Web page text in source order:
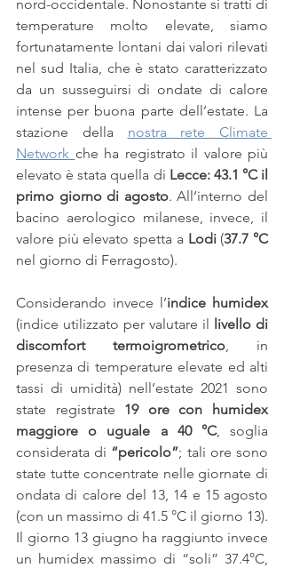
nord-occidentale. Nonostante si tratti di
temperature molto elevate, siamo
fortunatamente lontani dai valori rilevati
nel sud Italia, che è stato caratterizzato
da un susseguirsi di ondate di calore
intense per buona parte dell’estate. La
stazione della nostra rete Climate
Network che ha registrato il valore più
elevato è stata quella di Lecce: 43.1 °C il
primo giorno di agosto. All’interno del
bacino aerologico milanese, invece, il
valore più elevato spetta a Lodi (37.7 °C
nel giorno di Ferragosto).
Considerando invece l’indice humidex
(indice utilizzato per valutare il livello di
discomfort termoigrometrico , in
presenza di temperature elevate ed alti
tassi di umidità) nell’estate 2021 sono
state registrate 19 ore con humidex
maggiore o uguale a 40 °C, soglia
considerata di “pericolo”; tali ore sono
state tutte concentrate nelle giornate di
ondata di calore del 13, 14 e 15 agosto
(con un massimo di 41.5 °C il giorno 13).
Il giorno 13 giugno ha raggiunto invece
un humidex massimo di “soli” 37.4°C,